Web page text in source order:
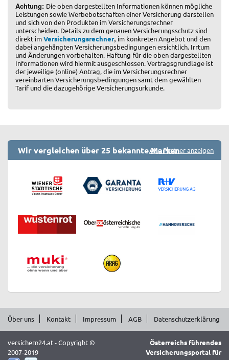
Achtung: Die oben dargestellten Informationen können mögliche
Leistungen sowie Werbebotschaften einer Versicherung darstellen
und sich von den Produkten im Versicherungsrechner
unterscheiden. Details zu dem genauen Versicherungsschutz sind
direkt imVersicherungsrechner, im konkreten Angebot und den
dabei angehängten Versicherungsbedingungen ersichtlich. Irrtum
und Änderungen vorbehalten. Haftung für die oben dargestellten
Informationen wird hiermit ausgeschlossen. Vertragsgrundlage ist
der jeweilige (online) Antrag, die im Versicherungsrechner
vereinbarten Versicherungsbedingungen samt dem gewählten
Tarif und die dazugehörige Versicherungsurkunde.
Wir vergleichen über 25 bekannte MarkenAlle Partner anzeigen
Über uns Kontakt Impressum AGB Datenschutzerklärung
versichern24.at - Copyright ©
2007-2019
Österreichs führendes
Versicherungsportal für